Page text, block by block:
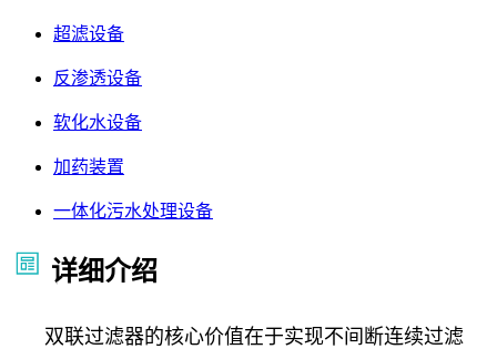
超滤设备
反渗透设备
软化水设备
加药装置
一体化污水处理设备
详细介绍
双联过滤器的核心价值在于实现不间断连续过滤